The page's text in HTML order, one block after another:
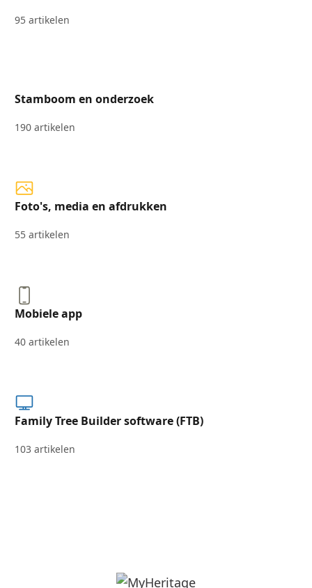
95 artikelen
Stamboom en onderzoek
190 artikelen
Foto's, media en afdrukken
55 artikelen
Mobiele app
40 artikelen
Family Tree Builder software (FTB)
103 artikelen